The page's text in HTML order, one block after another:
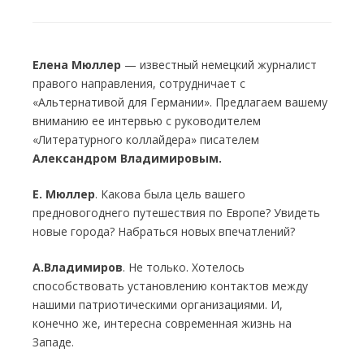
Елена Мюллер — известный немецкий журналист
правого направления, сотрудничает с
«Альтернативой для Германии». Предлагаем вашему
вниманию ее интервью с руководителем
«Литературного коллайдера» писателем
Александром Владимировым.
Е. Мюллер. Какова была цель вашего
предновогоднего путешествия по Европе? Увидеть
новые города? Набраться новых впечатлений?
А.Владимиров. Не только. Хотелось
способствовать установлению контактов между
нашими патриотическими организациями. И,
конечно же, интересна современная жизнь на
Западе.